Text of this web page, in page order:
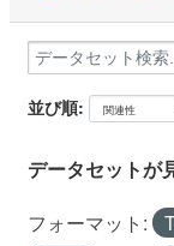
並び順
データセットが
フォーマット: